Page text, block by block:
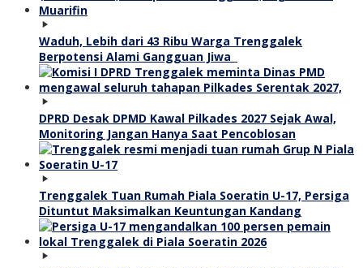
Waduh, Lebih dari 43 Ribu Warga Trenggalek
Berpotensi Alami Gangguan Jiwa
DPRD Desak DPMD Kawal Pilkades 2027 Sejak Awal,
Monitoring Jangan Hanya Saat Pencoblosan
Trenggalek Tuan Rumah Piala Soeratin U-17, Persiga
Dituntut Maksimalkan Keuntungan Kandang